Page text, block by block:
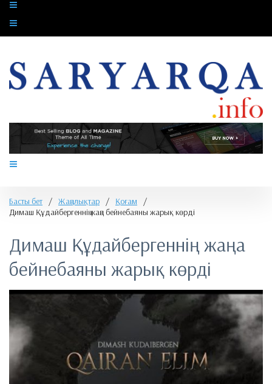
Басты бет / Жаңалықтар / Қоғам
/
Димаш Құдайбергеннің жаңа бейнебаяны жарық көрді
Димаш Құдайбергеннің жаңа
бейнебаяны жарық көрді